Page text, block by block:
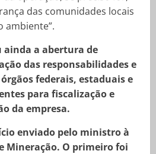
das comunidades locais
ambiente”.
a abertura de
das responsabilidades e
federais, estaduais e
para fiscalização e
da empresa.
enviado pelo ministro à
Mineração. O primeiro foi